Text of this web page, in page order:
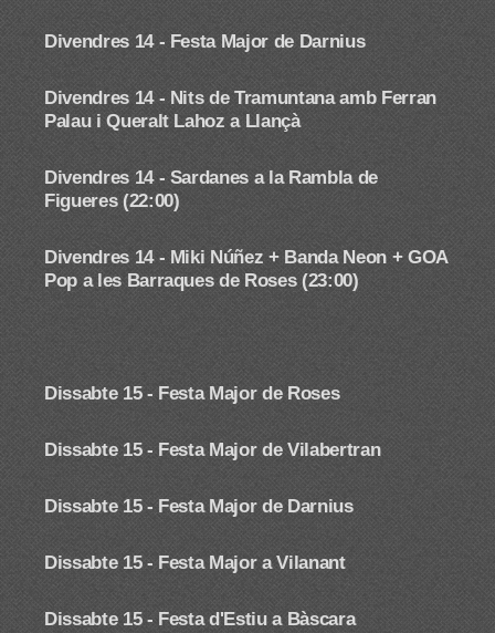
Divendres 14 - Festa Major de Darnius
Divendres 14 - Nits de Tramuntana amb Ferran
Palau i Queralt Lahoz a Llançà
Divendres 14 - Sardanes a la Rambla de
Figueres (22:00)
Divendres 14 - Miki Núñez + Banda Neon + GOA
Pop a les Barraques de Roses (23:00)
Dissabte 15 - Festa Major de Roses
Dissabte 15 - Festa Major de Vilabertran
Dissabte 15 -Festa Major de Darnius
Dissabte 15 - Festa Major a Vilanant
Dissabte 15 - Festa d'Estiu a Bàscara